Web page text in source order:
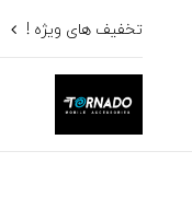
تخفیف های ویژه !